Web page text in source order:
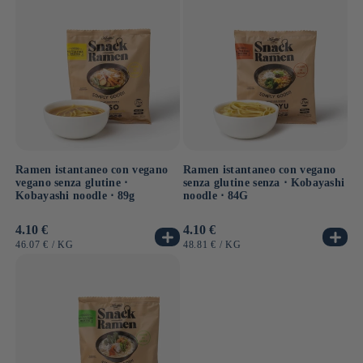
Ramen istantaneo con vegano
vegano senza glutine ⋅
Kobayashi noodle ⋅ 89g
Prezzo
di
4.10 €
PREZZO
46.07 € / PER
KG
Ramen istantaneo con vegano
senza glutine senza ⋅ Kobayashi
noodle ⋅ 84G
Prezzo
di
4.10 €
PREZZO
48.81 € / PER
KG